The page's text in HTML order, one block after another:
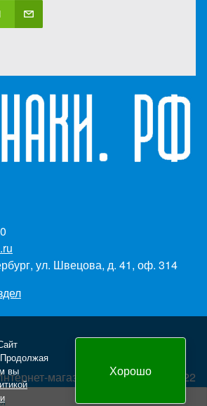
ул. Швецова, д. 41, оф. 314
магазин "Всезнаки.рф" 2022
и продвижение сайта - Panteon WS
вы
Хорошо